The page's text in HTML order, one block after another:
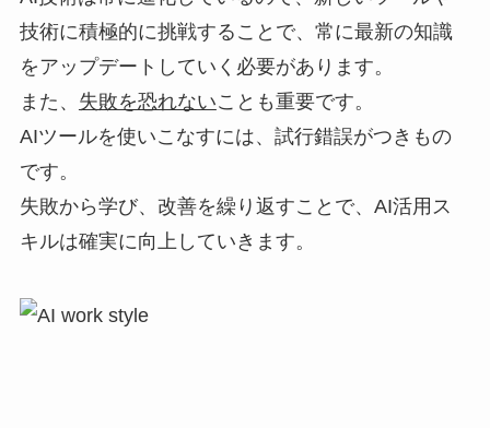
技術に積極的に挑戦することで、常に最新の知識
をアップデートしていく必要があります。
また、 失敗を恐れないことも重要です。
AIツールを使いこなすには、試行錯誤がつきもの
です。
失敗から学び、改善を繰り返すことで、AI活用ス
キルは確実に向上していきます。